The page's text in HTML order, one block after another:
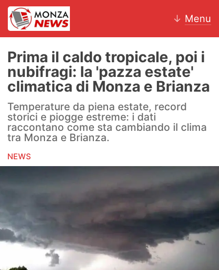
↓ Menu
News
AC Monza
Calcio
Volley
Altri sport
Hockey
Pallanuoto
Prima il caldo tropicale, poi i
nubifragi: la 'pazza estate'
climatica di Monza e Brianza
Temperature da piena estate, record
storici e piogge estreme: i dati
raccontano come sta cambiando il clima
tra Monza e Brianza.
NEWS